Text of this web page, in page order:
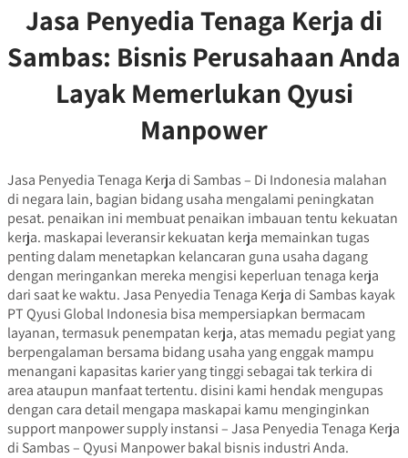
Jasa Penyedia Tenaga Kerja di
Sambas: Bisnis Perusahaan Anda
Layak Memerlukan Qyusi
Manpower
Jasa Penyedia Tenaga Kerja di Sambas – Di Indonesia malahan
di negara lain, bagian bidang usaha mengalami peningkatan
pesat. penaikan ini membuat penaikan imbauan tentu kekuatan
kerja. maskapai leveransir kekuatan kerja memainkan tugas
penting dalam menetapkan kelancaran guna usaha dagang
dengan meringankan mereka mengisi keperluan tenaga kerja
dari saat ke waktu. Jasa Penyedia Tenaga Kerja di Sambas kayak
PT Qyusi Global Indonesia bisa mempersiapkan bermacam
layanan, termasuk penempatan kerja, atas memadu pegiat yang
berpengalaman bersama bidang usaha yang enggak mampu
menangani kapasitas karier yang tinggi sebagai tak terkira di
area ataupun manfaat tertentu. disini kami hendak mengupas
dengan cara detail mengapa maskapai kamu menginginkan
support manpower supply instansi – Jasa Penyedia Tenaga Kerja
di Sambas – Qyusi Manpower bakal bisnis industri Anda.